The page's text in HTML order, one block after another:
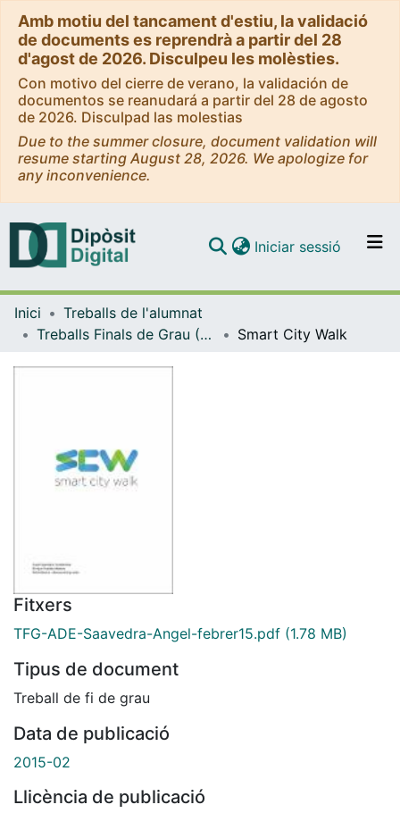
Amb motiu del tancament d'estiu, la validació
de documents es reprendrà a partir del 28
d'agost de 2026. Disculpeu les molèsties.
Con motivo del cierre de verano, la validación de
documentos se reanudará a partir del 28 de agosto
de 2026. Disculpad las molestias
Due to the summer closure, document validation will
resume starting August 28, 2026. We apologize for
any inconvenience.
Navega per tot el DD
Iniciar sessió (current)
Inici
Treballs de l'alumnat
Treballs Finals de Grau (TFG) - Administració i Direcció d'Empreses
Smart City Walk
Fitxers
TFG-ADE-Saavedra-Angel-febrer15.pdf (1.78 MB)
Tipus de document
Treball de fi de grau
Data de publicació
2015-02
Llicència de publicació